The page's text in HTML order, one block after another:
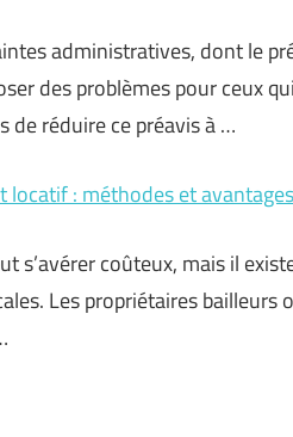
administratives, dont le
des problèmes pour ceux
de réduire ce préavis à …
locatif : méthodes et avantages
s’avérer coûteux, mais il
Les propriétaires bailleurs